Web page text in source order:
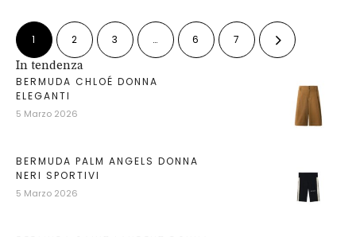
1 2 3 … 6 7
In tendenza
BERMUDA CHLOÉ DONNA
ELEGANTI
5 Marzo 2026
BERMUDA PALM ANGELS DONNA
NERI SPORTIVI
5 Marzo 2026